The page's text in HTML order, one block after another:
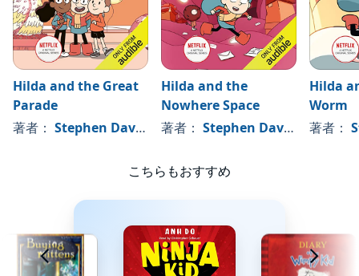
Simon Greenall as Elf Commander, and Weather spirit
David Menkin as Water Spirit, and Jester Elf
John Hopkins as Elf Prime Minister and Jorgen
Kaisa Hammarlund as Female Giant
Hilda and the Great
Parade
著者： Stephen Davies , 、その他
Hilda and the
Nowhere Space
著者： Stephen Davies , 、その他
Hilda
Worm
著者：
こちらもおすすめ